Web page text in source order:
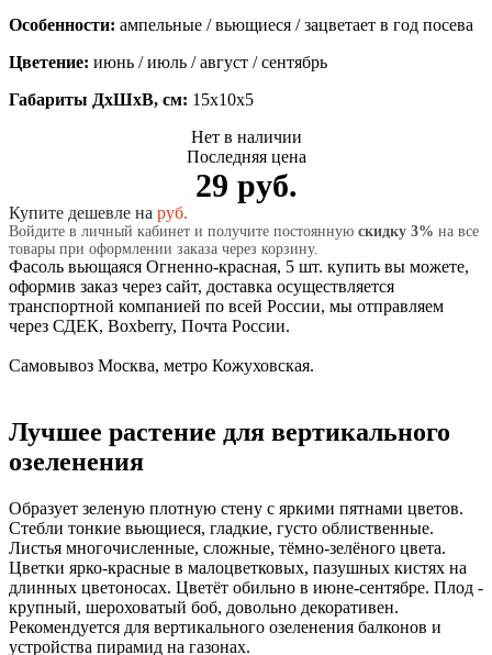
Особенности: ампельные / вьющиеся / зацветает в год посева
Цветение: июнь / июль / август / сентябрь
Габариты ДхШхВ, см: 15x10x5
Нет в наличии
Последняя цена
29 руб.
Купите дешевле на руб.
Войдите в личный кабинет и получите постоянную скидку 3% на все
товары при оформлении заказа через корзину.
Фасоль вьющаяся Огненно-красная, 5 шт. купить вы можете,
оформив заказ через сайт, доставка осуществляется
транспортной компанией по всей России, мы отправляем
через СДЕК, Boxberry, Почта России.
Самовывоз Москва, метро Кожуховская.
Лучшее растение для вертикального
озеленения
Образует зеленую плотную стену с яркими пятнами цветов.
Стебли тонкие вьющиеся, гладкие, густо облиственные.
Листья многочисленные, сложные, тёмно-зелёного цвета.
Цветки ярко-красные в малоцветковых, пазушных кистях на
длинных цветоносах. Цветёт обильно в июне-сентябре. Плод -
крупный, шероховатый боб, довольно декоративен.
Рекомендуется для вертикального озеленения балконов и
устройства пирамид на газонах.